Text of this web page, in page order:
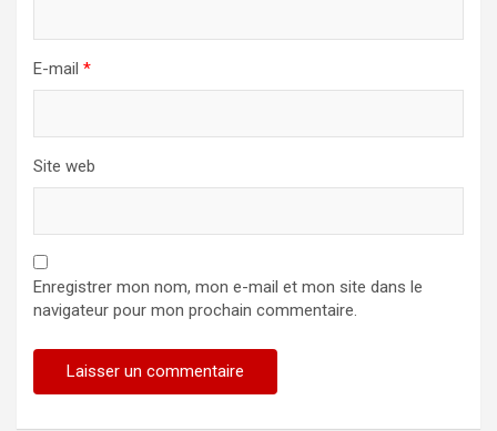
E-mail *
Site web
Enregistrer mon nom, mon e-mail et mon site dans le
navigateur pour mon prochain commentaire.